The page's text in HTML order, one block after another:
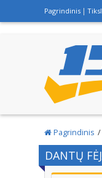
Pagrindinis
Pagrindinis
DANTŲ